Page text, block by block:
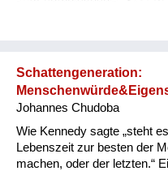
des Technischen
NSDAP (Verbotsgesetz),
mündlicher Verhandlung
Telegrapheninspektor
bisherigen Verhalten keine
rückhaltlos für die
Schattengeneration:
Johannes Chudoba
Wie Kennedy sagte „steht
Lebenszeit zur besten der
machen, oder der letzten.“